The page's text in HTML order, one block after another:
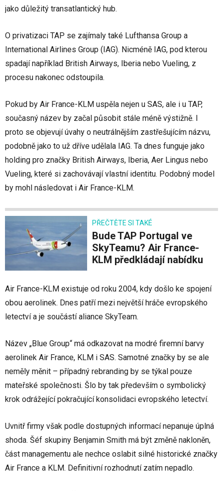
jako důležitý transatlantický hub.
O privatizaci TAP se zajímaly také Lufthansa Group a
International Airlines Group (IAG). Nicméně IAG, pod kterou
spadají například British Airways, Iberia nebo Vueling, z
procesu nakonec odstoupila.
Pokud by Air France-KLM uspěla nejen u SAS, ale i u TAP,
současný název by začal působit stále méně výstižně. I
proto se objevují úvahy o neutrálnějším zastřešujícím názvu,
podobně jako to už dříve udělala IAG. Ta dnes funguje jako
holding pro značky British Airways, Iberia, Aer Lingus nebo
Vueling, které si zachovávají vlastní identitu. Podobný model
by mohl následovat i Air France-KLM.
PŘEČTĚTE SI TAKÉ
Bude TAP Portugal ve
SkyTeamu? Air France-
KLM předkládají nabídku
Air France-KLM existuje od roku 2004, kdy došlo ke spojení
obou aerolinek. Dnes patří mezi největší hráče evropského
letectví a je součástí aliance SkyTeam.
Název „Blue Group“ má odkazovat na modré firemní barvy
aerolinek Air France, KLM i SAS. Samotné značky by se ale
neměly měnit – případný rebranding by se týkal pouze
mateřské společnosti. Šlo by tak především o symbolický
krok odrážející pokračující konsolidaci evropského letectví.
Uvnitř firmy však podle dostupných informací nepanuje úplná
shoda. Šéf skupiny Benjamin Smith má být změně nakloněn,
část managementu ale nechce oslabit silné historické značky
Air France a KLM. Definitivní rozhodnutí zatím nepadlo.